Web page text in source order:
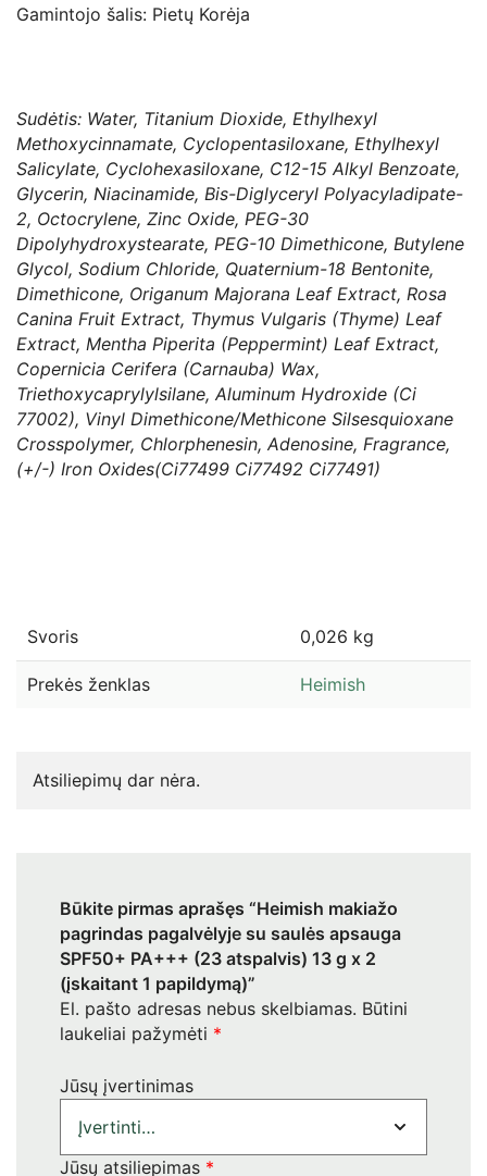
Gamintojo šalis: Pietų Korėja
Sudėtis: Water, Titanium Dioxide, Ethylhexyl
Methoxycinnamate, Cyclopentasiloxane, Ethylhexyl
Salicylate, Cyclohexasiloxane, C12-15 Alkyl Benzoate,
Glycerin, Niacinamide, Bis-Diglyceryl Polyacyladipate-
2, Octocrylene, Zinc Oxide, PEG-30
Dipolyhydroxystearate, PEG-10 Dimethicone, Butylene
Glycol, Sodium Chloride, Quaternium-18 Bentonite,
Dimethicone, Origanum Majorana Leaf Extract, Rosa
Canina Fruit Extract, Thymus Vulgaris (Thyme) Leaf
Extract, Mentha Piperita (Peppermint) Leaf Extract,
Copernicia Cerifera (Carnauba) Wax,
Triethoxycaprylylsilane, Aluminum Hydroxide (Ci
77002), Vinyl Dimethicone/Methicone Silsesquioxane
Crosspolymer, Chlorphenesin, Adenosine, Fragrance,
(+/-) Iron Oxides(Ci77499 Ci77492 Ci77491)
Svoris 0,026 kg
Prekės ženklas Heimish
Atsiliepimų dar nėra.
Būkite pirmas aprašęs “Heimish makiažo
pagrindas pagalvėlyje su saulės apsauga
SPF50+ PA+++ (23 atspalvis) 13 g x 2
(įskaitant 1 papildymą)”
El. pašto adresas nebus skelbiamas. Būtini
laukeliai pažymėti *
Jūsų įvertinimas
Jūsų atsiliepimas *